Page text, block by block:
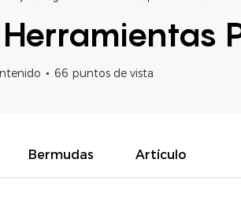
66 puntos de vista
Bermudas Artículo